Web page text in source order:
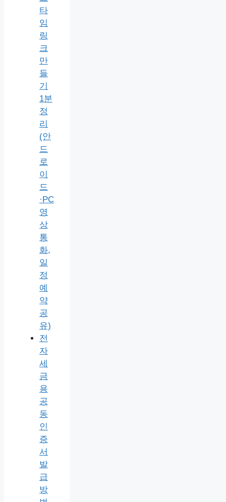
타
임
링
크
만
들
기
1분
정
리
(안
드
로
이
드
·PC
영
상
통
화,
일
정
예
약
공
유)
전
자
세
금
용
공
동
인
증
서
발
급
방